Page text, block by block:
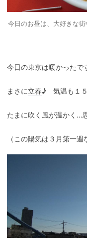
今日のお昼は、大好きな
今日の東京は暖かったで
まさに立春♪ 気温も１５
たまに吹く風が温かく…
（この陽気は３月第一週